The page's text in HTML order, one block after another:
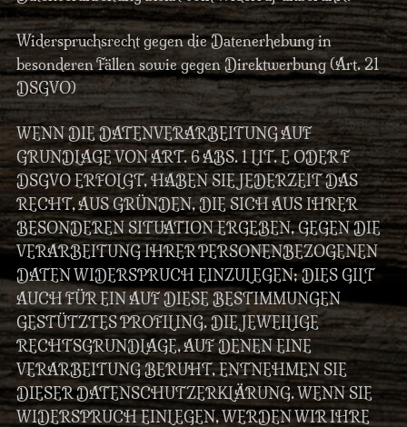
Widerspruchsrecht gegen die Datenerhebung in
besonderen Fällen sowie gegen Direktwerbung (Art. 21
DSGVO)
WENN DIE DATENVERARBEITUNG AUF
GRUNDLAGE VON ART. 6 ABS. 1 LIT. E ODER F
DSGVO ERFOLGT, HABEN SIE JEDERZEIT DAS
RECHT, AUS GRÜNDEN, DIE SICH AUS IHRER
BESONDEREN SITUATION ERGEBEN, GEGEN DIE
VERARBEITUNG IHRER PERSONENBEZOGENEN
DATEN WIDERSPRUCH EINZULEGEN; DIES GILT
AUCH FÜR EIN AUF DIESE BESTIMMUNGEN
GESTÜTZTES PROFILING. DIE JEWEILIGE
RECHTSGRUNDLAGE, AUF DENEN EINE
VERARBEITUNG BERUHT, ENTNEHMEN SIE
DIESER DATENSCHUTZERKLÄRUNG. WENN SIE
WIDERSPRUCH EINLEGEN, WERDEN WIR IHRE